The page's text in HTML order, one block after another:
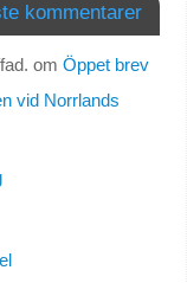
kommentarer
om Öppet brev
vid Norrlands